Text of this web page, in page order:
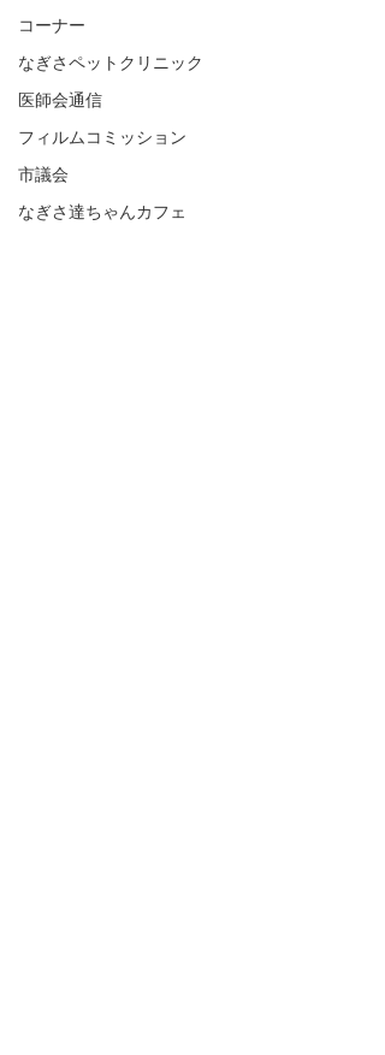
コーナー
なぎさペットクリニック
医師会通信
フィルムコミッション
市議会
なぎさ達ちゃんカフェ